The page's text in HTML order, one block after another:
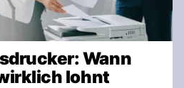
Wann
lohnt